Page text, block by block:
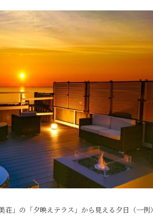
」の「夕映えテラス」から見える夕日（一例）